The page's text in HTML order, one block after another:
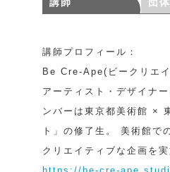
講師プロフィール：
Be Cre-Ape(ビークリエ
アーティスト・デザイナ
ンバーは東京都美術館 ×
ト」の修了生。 美術館で
クリエイティブな企画を実